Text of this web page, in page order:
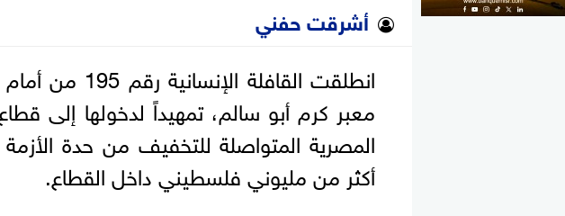
أشرقت حفني
انطلقت القافلة
معبر كرم أبو سالم، تمهيداً لدخولها إلى
المصرية المتواصلة للتخفيف من حدة الأزمة
أكثر من مليوني فلسطيني داخل القطاع.